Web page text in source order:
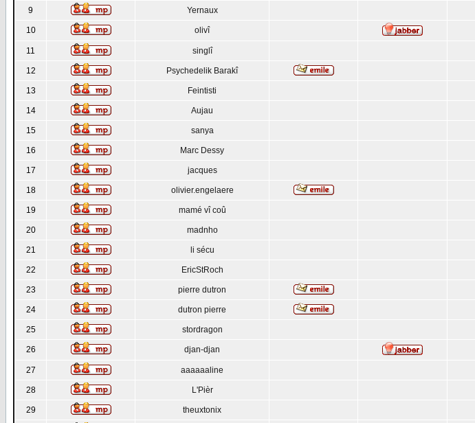
9 Yernaux
10 olivî
11 singlî
12 Psychedelik Barakî
13 Feintisti
14 Aujau
15 sanya
16 Marc Dessy
17 jacques
18 olivier.engelaere
19 mamé vî coû
20 madnho
21 li sécu
22 EricStRoch
23 pierre dutron
24 dutron pierre
25 stordragon
26 djan-djan
27 aaaaaaline
28 L'Pièr
29 theuxtonix